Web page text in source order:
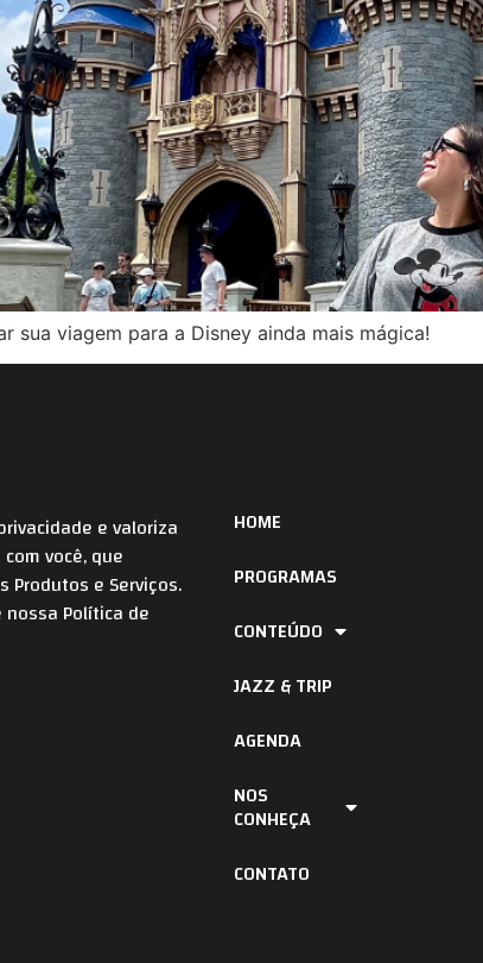
sua viagem para a Disney ainda mais mágica!
e valoriza
você, que
e Serviços.
Política de
HOME
PROGRAMAS
CONTEÚDO
JAZZ & TRIP
AGENDA
NOS
CONHEÇA
CONTATO